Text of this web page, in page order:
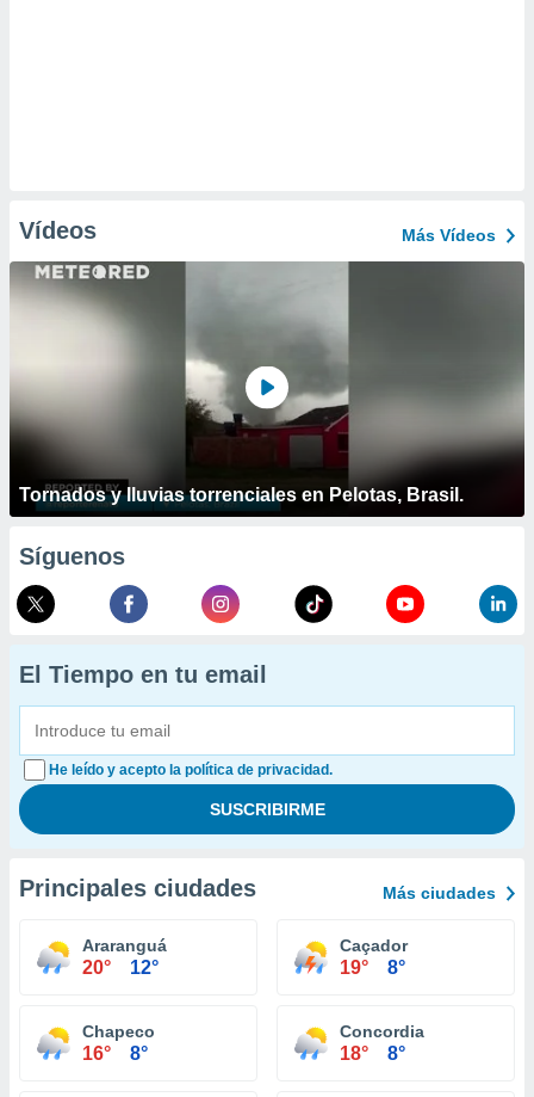
Vídeos Más Vídeos
Tornados y lluvias torrenciales en Pelotas, Brasil.
Síguenos
El Tiempo en tu email
He leído y acepto la política de privacidad.
Principales ciudades Más ciudades
Araranguá
20° 12°
Caçador
19° 8°
Chapeco
16° 8°
Concordia
18° 8°